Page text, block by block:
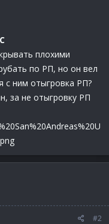
плохими
по РП, но он вел
с ним отыгровка РП?
за не отыгровку РП
#2